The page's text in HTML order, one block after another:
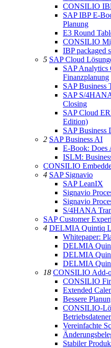
CONSILIO
SAP IBP E-
Planung
E3 Round
CONSILIO
IBP packaged
5 SAP Cloud
SAP Analytics
Finanzplanung
SAP Business
SAP S/
Closing
SAP Cloud
Edition)
SAP Business
2 SAP Business AI
E-Book: Does
ISLM:
CONSILIO
4 SAP Signavio
SAP LeanIX
Signavio
Signavio
S/4HANA
SAP Customer
4 DELMIA Quintiq
Whitepaper:
DELMIA
DELMIA
DELMIA
18 CONSILIO Add-
CONSILIO
Extended
Bessere
CONSILIO-
Vereinfachte
Stabiler